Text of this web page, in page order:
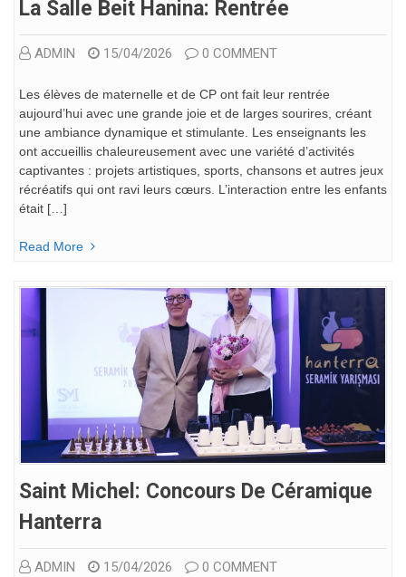
La Salle Beit Hanina: Rentrée
ADMIN 15/04/2026 0 COMMENT
Les élèves de maternelle et de CP ont fait leur rentrée
aujourd’hui avec une grande joie et de larges sourires, créant
une ambiance dynamique et stimulante. Les enseignants les
ont accueillis chaleureusement avec une variété d’activités
captivantes : projets artistiques, sports, chansons et autres jeux
récréatifs qui ont ravi leurs cœurs. L’interaction entre les enfants
était […]
Read More
Saint Michel: Concours De Céramique
Hanterra
ADMIN 15/04/2026 0 COMMENT